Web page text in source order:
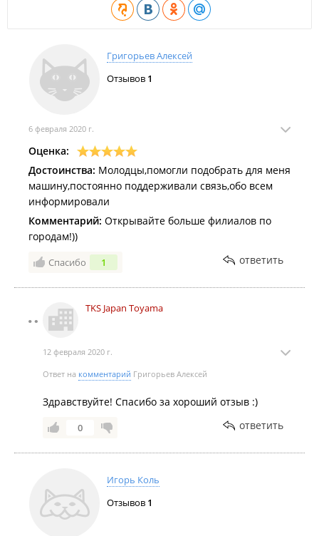
Григорьев Алексей
Отзывов 1
6 февраля 2020 г.
Оценка:
Достоинства: Молодцы,помогли подобрать для меня
машину,постоянно поддерживали связь,обо всем
информировали
Комментарий: Открывайте больше филиалов по
городам!))
Спасибо 1 ответить
TKS Japan Toyama
12 февраля 2020 г.
Ответ на комментарий Григорьев Алексей
Здравствуйте! Спасибо за хороший отзыв :)
0 ответить
Игорь Коль
Отзывов 1